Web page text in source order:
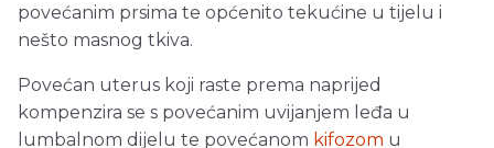
povećanim prsima te općenito tekućine u tijelu i
nešto masnog tkiva.
Povećan uterus koji raste prema naprijed
kompenzira se s povećanim uvijanjem leđa u
lumbalnom dijelu te povećanom kifozom u